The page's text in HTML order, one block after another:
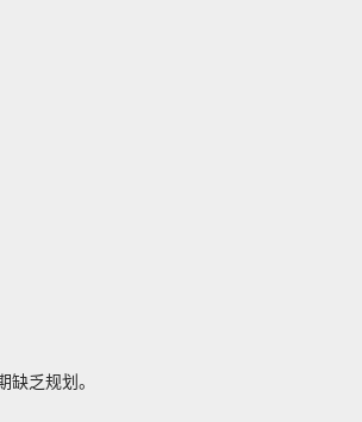
缺乏规划。